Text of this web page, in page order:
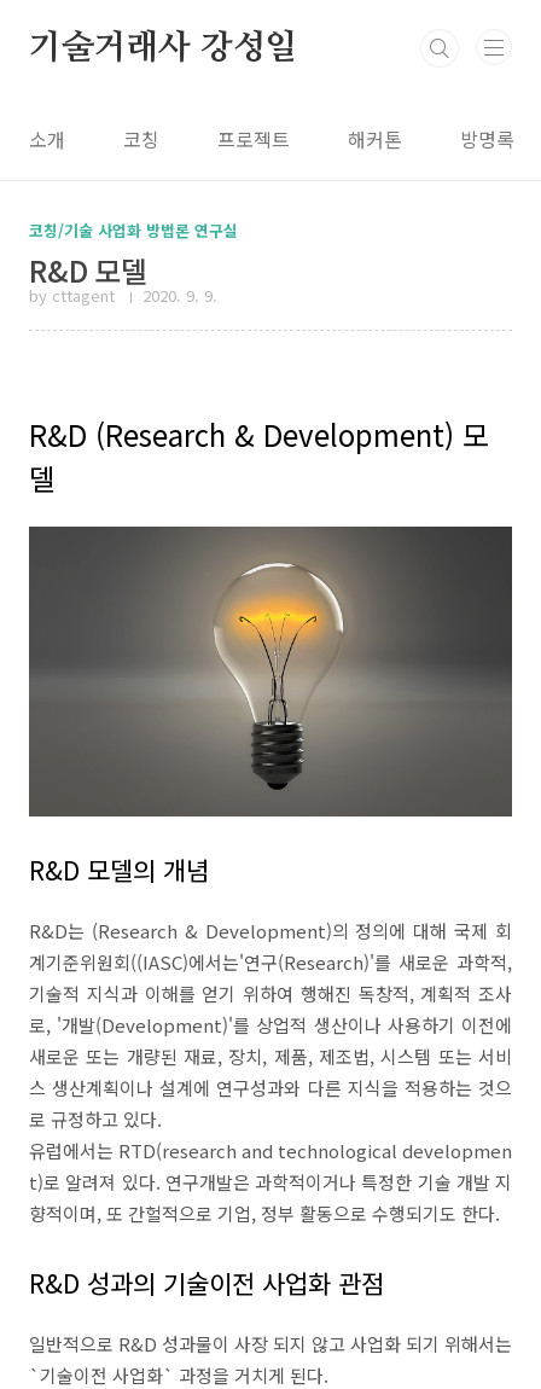
기술거래사 강성일
소개 코칭 프로젝트 해커톤 방명록
코칭/기술 사업화 방법론 연구실
R&D 모델
by cttagent 2020. 9. 9.
R&D (Research & Development) 모
델
R&D 모델의 개념
R&D는 (Research & Development)의 정의에 대해 국제 회
계기준위원회((IASC)에서는'연구(Research)'를 새로운 과학적,
기술적 지식과 이해를 얻기 위하여 행해진 독창적, 계획적 조사
로, '개발(Development)'를 상업적 생산이나 사용하기 이전에
새로운 또는 개량된 재료, 장치, 제품, 제조법, 시스템 또는 서비
스 생산계획이나 설계에 연구성과와 다른 지식을 적용하는 것으
로 규정하고 있다.
유럽에서는 RTD(research and technological developmen
t)로 알려져 있다. 연구개발은 과학적이거나 특정한 기술 개발 지
향적이며, 또 간헐적으로 기업, 정부 활동으로 수행되기도 한다.
R&D 성과의 기술이전 사업화 관점
일반적으로 R&D 성과물이 사장 되지 않고 사업화 되기 위해서는
`기술이전 사업화` 과정을 거치게 된다.